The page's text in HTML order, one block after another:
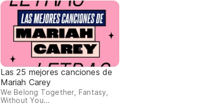
Las 25 mejores canciones de
Mariah Carey
We Belong Together, Fantasy,
Without You...